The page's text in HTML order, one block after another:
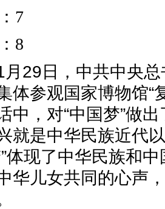
：7
：8
29日，中共中央
体参观国家博物馆“
中，对“中国梦”做
就是中华民族近代
体现了中华民族和
华儿女共同的心声
。